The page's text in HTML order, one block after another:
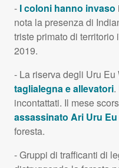
- I coloni hanno invaso
nota la presenza di
triste primato di
2019.
- La riserva degli Uru Eu
taglialegna e allevatori.
incontattati. Il mese
assassinato Ari Uru Eu
foresta.
- Gruppi di trafficanti di